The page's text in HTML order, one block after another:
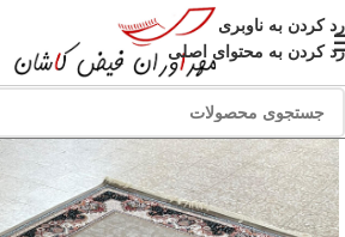
رد کردن به ناوبری
رد کردن به محتوای اصلی